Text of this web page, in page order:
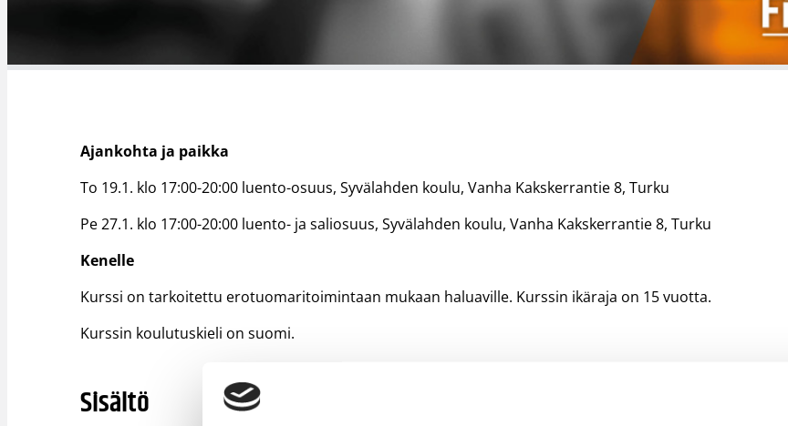
Ajankohta ja paikka
To 19.1. klo 17:00-20:00 luento-osuus, Syvälahden koulu, Vanha Kakskerrantie 8, Turku
Pe 27.1. klo 17:00-20:00 luento- ja saliosuus, Syvälahden koulu, Vanha Kakskerrantie 8, Turku
Kenelle
Kurssi on tarkoitettu erotuomaritoimintaan mukaan haluaville. Kurssin ikäraja on 15 vuotta.
Kurssin koulutuskieli on suomi.
Sisältö